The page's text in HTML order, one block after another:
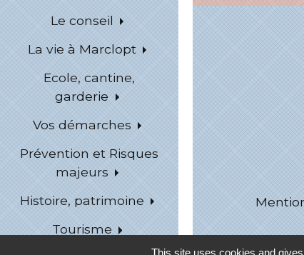
Le conseil
La vie à Marclopt
Ecole, cantine,
garderie
Vos démarches
Prévention et Risques
majeurs
Histoire, patrimoine
Tourisme
This site uses cookies and